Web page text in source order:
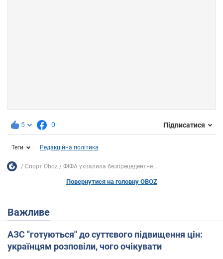
5 0 Підписатися
Теги Редакційна політика
Спорт Oboz ФІФА ухвалила безпрецедентне...
Повернутися на головну OBOZ
Важливе
АЗС "готуються" до суттєвого підвищення цін:
українцям розповіли, чого очікувати